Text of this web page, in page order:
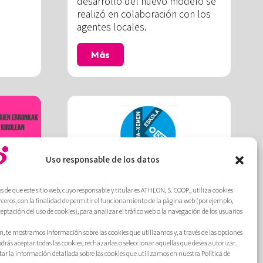
Uso responsable de los datos
que este sitio web, cuyo responsable y titular es ATHLON, S. COOP., utiliza cookies
con la finalidad de permitir el funcionamiento de la página web (por ejemplo,
del uso de cookies), para analizar el tráfico web o la navegación de los usuarios
te mostramos información sobre las cookies que utilizamos y, a través de las opciones
aceptar todas las cookies, rechazarlas o seleccionar aquellas que desea autorizar.
la información detallada sobre las cookies que utilizamos en nuestra Política de
realizó en colaboración con los
agentes locales.
Más
del
Diagnóstico del deporte
escolar y propuesta de
estructuración para el
Ayuntamiento de